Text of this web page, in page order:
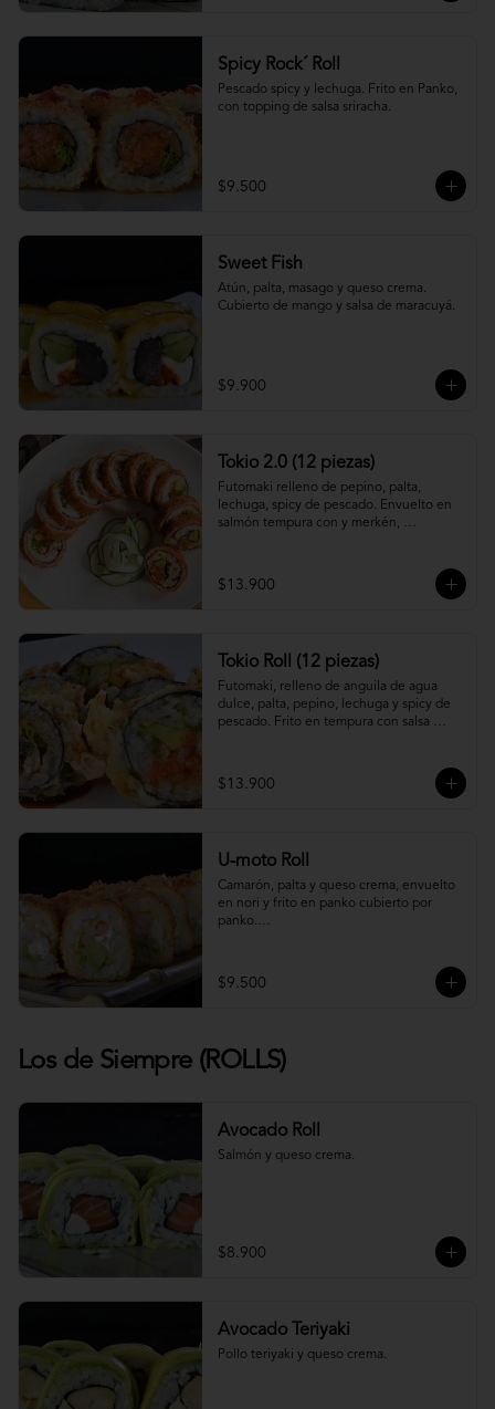
Spicy Rock´ Roll
Pescado spicy y lechuga. Frito en Panko,
con topping de salsa sriracha.
$9.500
Sweet Fish
Atún, palta, masago y queso crema.
Cubierto de mango y salsa de maracuyá.
$9.900
Tokio 2.0 (12 piezas)
Futomaki relleno de pepino, palta,
lechuga, spicy de pescado. Envuelto en
salmón tempura con y merkén,
$13.900
Tokio Roll (12 piezas)
Futomaki, relleno de anguila de agua
dulce, palta, pepino, lechuga y spicy de
pescado. Frito en tempura con salsa
$13.900
U-moto Roll
Camarón, palta y queso crema, envuelto
en nori y frito en panko cubierto por
panko.
$9.500
Los de Siempre (ROLLS)
Avocado Roll
Salmón y queso crema.
$8.900
Avocado Teriyaki
Pollo teriyaki y queso crema.